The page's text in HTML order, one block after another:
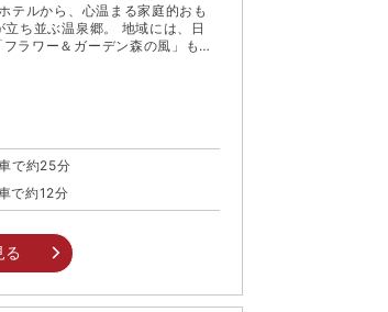
テルから、心温まる家庭的おも
泉郷。 地域には、日
ラワー＆ガーデン森の風」もあ
みながら鴬の鳴き声を聞くこと
ながら、やすらぎのひとときを
で約25分
で約12分
る